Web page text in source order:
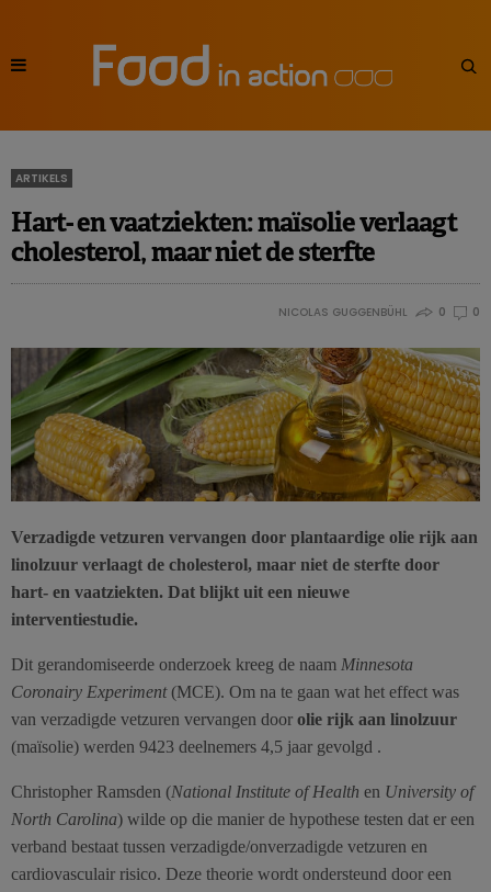
ARTIKELS
Hart- en vaatziekten: maïsolie verlaagt
cholesterol, maar niet de sterfte
NICOLAS GUGGENBÜHL 0 0
Verzadigde vetzuren vervangen door plantaardige olie rijk aan
linolzuur verlaagt de cholesterol, maar niet de sterfte door
hart- en vaatziekten. Dat blijkt uit een nieuwe
interventiestudie.
Dit gerandomiseerde onderzoek kreeg de naam Minnesota
Coronairy Experiment (MCE). Om na te gaan wat het effect was
van verzadigde vetzuren vervangen door olie rijk aan linolzuur
(maïsolie) werden 9423 deelnemers 4,5 jaar gevolgd .
Christopher Ramsden (National Institute of Health en University of
North Carolina) wilde op die manier de hypothese testen dat er een
verband bestaat tussen verzadigde/onverzadigde vetzuren en
cardiovasculair risico. Deze theorie wordt ondersteund door een